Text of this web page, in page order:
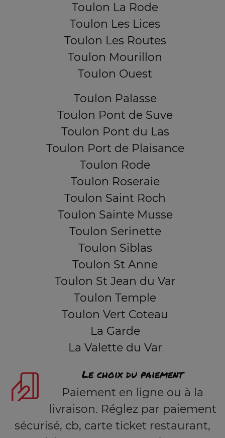
Toulon La Rode
Toulon Les Lices
Toulon Les Routes
Toulon Mourillon
Toulon Ouest
Toulon Palasse
Toulon Pont de Suve
Toulon Pont du Las
Toulon Port de Plaisance
Toulon Rode
Toulon Roseraie
Toulon Saint Roch
Toulon Sainte Musse
Toulon Serinette
Toulon Siblas
Toulon St Anne
Toulon St Jean du Var
Toulon Temple
Toulon Vert Coteau
La Garde
La Valette du Var
Le choix du paiement
Paiement en ligne ou à la
livraison. Réglez par paiement
sécurisé, cb, carte ticket restaurant,